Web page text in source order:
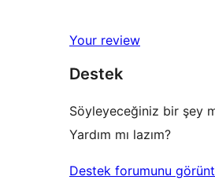
inceleme
yıldızlı
inceleme
Your review
Destek
Söyleyeceğiniz bir şey
Yardım mı lazım?
Destek forumunu